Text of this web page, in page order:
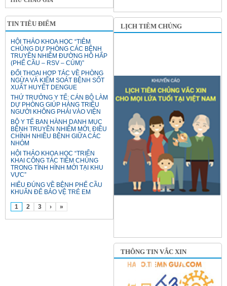
TIN TIÊU ĐIỂM
HỘI THẢO KHOA HỌC “TIÊM
CHỦNG DỰ PHÒNG CÁC BỆNH
TRUYỀN NHIỄM ĐƯỜNG HÔ HẤP
(PHẾ CẦU – RSV – CÚM)”
ĐỐI THOẠI HỢP TÁC VỀ PHÒNG
NGỪA VÀ KIỂM SOÁT BỆNH SỐT
XUẤT HUYẾT DENGUE
THỨ TRƯỞNG Y TẾ: CÁN BỘ LÀM
DỰ PHÒNG GIÚP HÀNG TRIỆU
NGƯỜI KHÔNG PHẢI VÀO VIỆN
BỘ Y TẾ BAN HÀNH DANH MỤC
BỆNH TRUYỀN NHIỄM MỚI, ĐIỀU
CHỈNH NHIỀU BỆNH GIỮA CÁC
NHÓM
HỘI THẢO KHOA HỌC “TRIỂN
KHAI CÔNG TÁC TIÊM CHỦNG
TRONG TÌNH HÌNH MỚI TẠI KHU
VỰC”
HIỂU ĐÚNG VỀ BỆNH PHẾ CẦU
KHUẨN ĐỂ BẢO VỆ TRẺ EM
1 2 3 › »
LỊCH TIÊM CHỦNG
THÔNG TIN VẮC XIN